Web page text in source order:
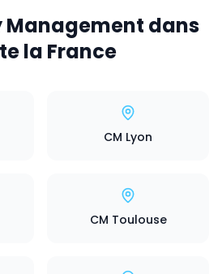
dans
la France
CM Lyon
CM Toulouse